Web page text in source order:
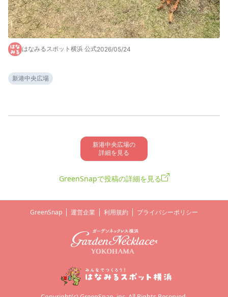
はなみるスポット横浜 公式2026/05/24
新港中央広場
新港中央広場の
詳細を見る
GreenSnapで投稿の詳細を見る
GreenSnap 運営企業 利用規約 プライバシーポリシー